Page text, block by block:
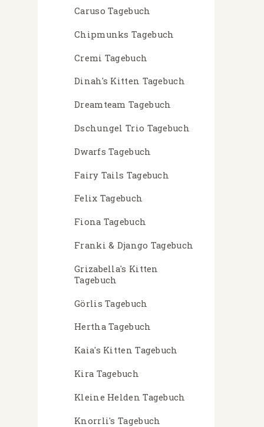
Caruso Tagebuch
Chipmunks Tagebuch
Cremi Tagebuch
Dinah's Kitten Tagebuch
Dreamteam Tagebuch
Dschungel Trio Tagebuch
Dwarfs Tagebuch
Fairy Tails Tagebuch
Felix Tagebuch
Fiona Tagebuch
Franki & Django Tagebuch
Grizabella's Kitten
Tagebuch
Görlis Tagebuch
Hertha Tagebuch
Kaia's Kitten Tagebuch
Kira Tagebuch
Kleine Helden Tagebuch
Knorrli's Tagebuch